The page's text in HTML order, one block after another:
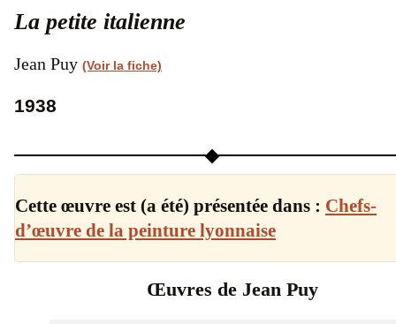
La petite italienne
Jean Puy (Voir la fiche)
1938
Cette œuvre est (a été) présentée dans : Chefs-
d’œuvre de la peinture lyonnaise
Œuvres de Jean Puy